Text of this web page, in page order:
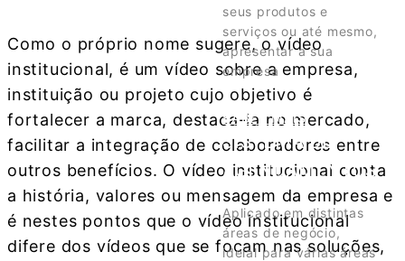
seus produtos e
serviços ou até mesmo,
apresentar a sua
empresa
SABER MAIS
SISTEMA DE
AGENDAMENTOS
Aplicado em distintas
áreas de negócio,
ideial para várias áreas
Como o próprio nome sugere, o vídeo
institucional, é um vídeo sobre a empresa,
instituição ou projeto cujo objetivo é
fortalecer a marca, destaca-la no mercado,
facilitar a integração de colaboradores entre
outros benefícios. O vídeo institucional conta
a história, valores ou mensagem da empresa e
é nestes pontos que o vídeo institucional
difere dos vídeos que se focam nas soluções,